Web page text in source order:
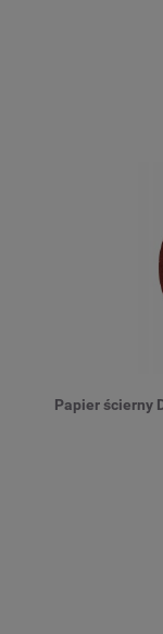
Papier ścierny